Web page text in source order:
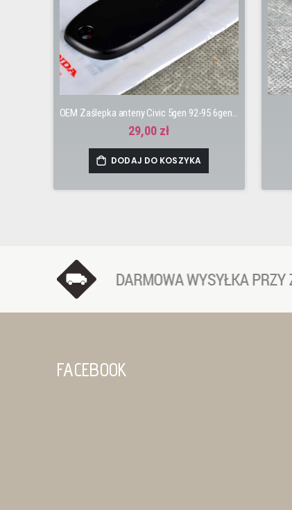
OEM Zaślepka anteny Civic 5gen 92-95 6gen 96-00
29,00 zł
DODAJ DO KOSZYKA
FACEBOOK